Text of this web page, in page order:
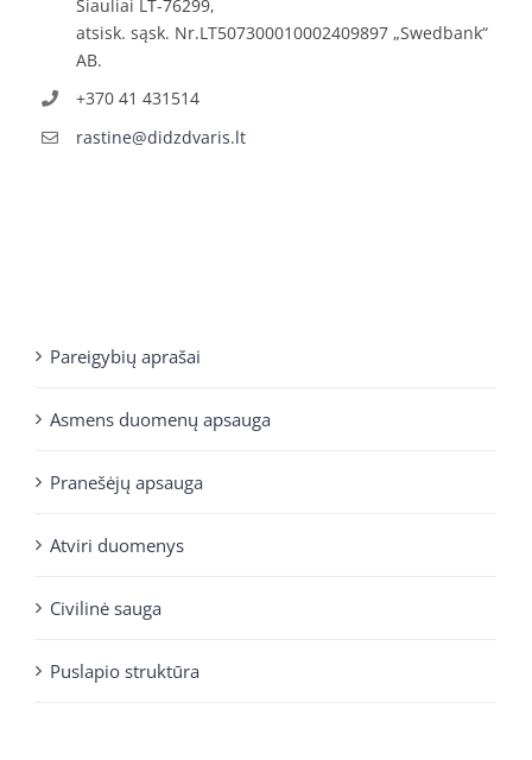
Šiauliai LT-76299,
atsisk. sąsk. Nr.LT507300010002409897 „Swedbank“
AB.
+370 41 431514
rastine@didzdvaris.lt
Pareigybių aprašai
Asmens duomenų apsauga
Pranešėjų apsauga
Atviri duomenys
Civilinė sauga
Puslapio struktūra